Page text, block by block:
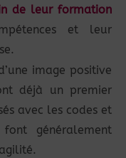
de leur formation
et leur
image positive
déjà un premier
avec les codes et
généralement